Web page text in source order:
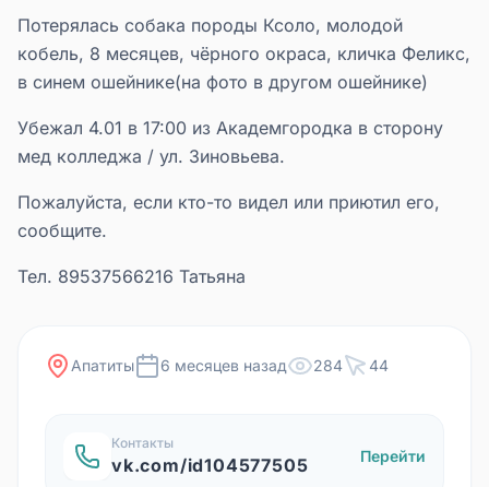
Потерялась собака породы Ксоло, молодой
кобель, 8 месяцев, чёрного окраса, кличка Феликс,
в синем ошейнике(на фото в другом ошейнике)
Убежал 4.01 в 17:00 из Академгородка в сторону
мед колледжа / ул. Зиновьева.
Пожалуйста, если кто-то видел или приютил его,
сообщите.
Тел. 89537566216 Татьяна
Апатиты 6 месяцев назад 284 44
Контакты
vk.com/id104577505 Перейти